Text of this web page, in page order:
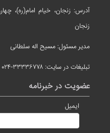
آدرس: زنجان، خیام امام(ره)،
زنجان
مدیر مسئول: مسیح اله سلطانی
تبلیغات در سایت: ۳۳۳۳۶۷۷۸-۰۲۴
عضویت در خبرنامه
ایمیل